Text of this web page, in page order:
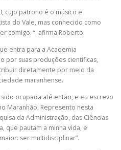
cujo patrono é o músico e
do Vale, mas conhecido como
comigo. ”, afirma Roberto.
entra para a Academia
por suas produções científicas,
diretamente por meio da
maranhense.
ocupada até então, e eu escrevo
Maranhão. Represento nesta
da Administração, das Ciências
que pautam a minha vida, e
ser multidisciplinar”.